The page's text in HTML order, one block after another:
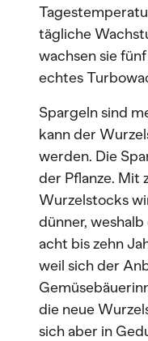
tägliche
wachsen sie
echtes
Spargeln sind
kann der
werden. Die
der Pflanze. Mit
Wurzelstocks
dünner,
acht bis zehn
weil sich der
die neue
sich aber in